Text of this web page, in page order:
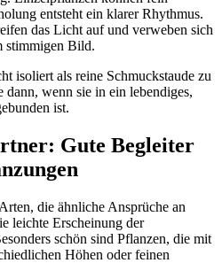
entsteht ein klarer Rhythmus.
das Licht auf und verweben sich
stimmigen Bild.
isoliert als reine Schmuckstaude zu
dann, wenn sie in ein lebendiges,
ist.
Gute Begleiter
die ähnliche Ansprüche an
leichte Erscheinung der
schön sind Pflanzen, die mit
Höhen oder feinen